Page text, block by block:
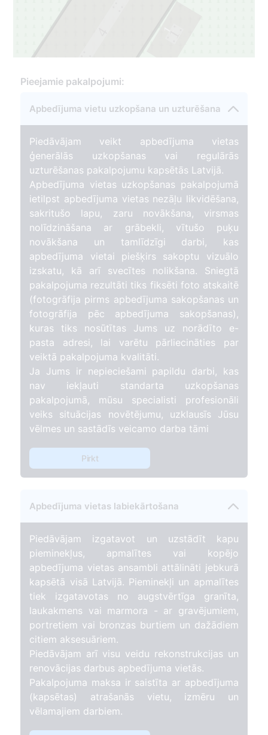
3
3
Pieejamie pakalpojumi:
Apbedījuma vietu uzkopšana un uzturēšana
Piedāvājam veikt apbedījuma vietas
ģenerālās uzkopšanas vai regulārās
uzturēšanas pakalpojumu kapsētās Latvijā.
Apbedījuma vietas uzkopšanas pakalpojumā
ietilpst apbedījuma vietas nezāļu likvidēšana,
sakritušo lapu, zaru novākšana, virsmas
nolīdzināšana ar grābekli, vītušo puķu
novākšana un tamlīdzīgi darbi, kas
apbedījuma vietai piešķirs sakoptu vizuālo
izskatu, kā arī svecītes nolikšana. Sniegtā
pakalpojuma rezultāti tiks fiksēti foto atskaitē
(fotogrāfija pirms apbedījuma sakopšanas un
fotogrāfija pēc apbedījuma sakopšanas),
kuras tiks nosūtītas Jums uz norādīto e-
pasta adresi, lai varētu pārliecināties par
veiktā pakalpojuma kvalitāti.
Ja Jums ir nepieciešami papildu darbi, kas
nav iekļauti standarta uzkopšanas
pakalpojumā, mūsu specialisti profesionāli
veiks situācijas novētējumu, uzklausīs Jūsu
vēlmes un sastādīs veicamo darba tāmi
Pirkt
Apbedījuma vietas labiekārtošana
Piedāvājam izgatavot un uzstādīt kapu
pieminekļus, apmalītes vai kopējo
apbedījuma vietas ansambli attālināti jebkurā
kapsētā visā Latvijā. Pieminekļi un apmalītes
tiek izgatavotas no augstvērtīga granīta,
laukakmens vai marmora - ar gravējumiem,
portretiem vai bronzas burtiem un dažādiem
citiem aksesuāriem.
Piedāvājam arī visu veidu rekonstrukcijas un
renovācijas darbus apbedījuma vietās.
Pakalpojuma maksa ir saistīta ar apbedījuma
(kapsētas) atrašanās vietu, izmēru un
vēlamajiem darbiem.